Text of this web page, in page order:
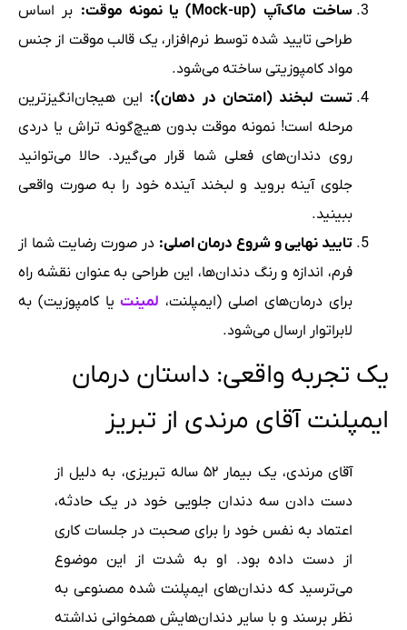
ساخت ماک‌آپ (Mock-up) یا نمونه موقت:
بر اساس
طراحی تایید شده توسط نرم‌افزار، یک قالب موقت از جنس
مواد کامپوزیتی ساخته می‌شود.
تست لبخند (امتحان در دهان): این هیجان‌انگیزترین
مرحله است! نمونه موقت بدون هیچ‌گونه تراش یا دردی
روی دندان‌های فعلی شما قرار می‌گیرد. حالا می‌توانید
جلوی آینه بروید و لبخند آینده خود را به صورت واقعی
ببینید.
تایید نهایی و شروع درمان اصلی: در صورت رضایت شما از
فرم، اندازه و رنگ دندان‌ها، این طراحی به عنوان نقشه راه
برای درمان‌های اصلی (ایمپلنت، لمینت یا کامپوزیت) به
لابراتوار ارسال می‌شود.
یک تجربه واقعی: داستان درمان
ایمپلنت آقای مرندی از تبریز
آقای مرندی، یک بیمار ۵۲ ساله تبریزی، به دلیل از
دست دادن سه دندان جلویی خود در یک حادثه،
اعتماد به نفس خود را برای صحبت در جلسات کاری
از دست داده بود. او به شدت از این موضوع
می‌ترسید که دندان‌های ایمپلنت شده مصنوعی به
نظر برسند و با سایر دندان‌هایش همخوانی نداشته